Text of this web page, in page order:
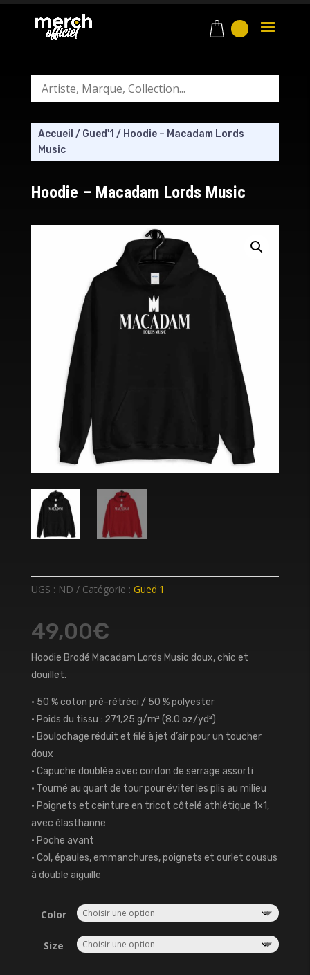
Accueil / Gued'1 / Hoodie – Macadam Lords
Music
Hoodie – Macadam Lords Music
UGS : ND Catégorie : Gued'1
49,00€
Hoodie Brodé Macadam Lords Music doux, chic et
douillet.
• 50 % coton pré-rétréci / 50 % polyester
• Poids du tissu : 271,25 g/m² (8.0 oz/yd²)
• Boulochage réduit et filé à jet d’air pour un toucher
doux
• Capuche doublée avec cordon de serrage assorti
• Tourné au quart de tour pour éviter les plis au milieu
• Poignets et ceinture en tricot côtelé athlétique 1×1,
avec élasthanne
• Poche avant
• Col, épaules, emmanchures, poignets et ourlet cousus
à double aiguille
Color
Size